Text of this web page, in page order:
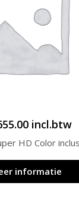
incl.btw
HD Color
informatie